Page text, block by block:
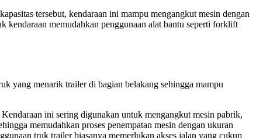
tersebut, kendaraan ini mampu mengangkut mesin dengan
kendaraan memudahkan penggunaan alat bantu seperti forklift
yang menarik trailer di bagian belakang sehingga mampu
ini sering digunakan untuk mengangkut mesin pabrik,
memudahkan proses penempatan mesin dengan ukuran
truk trailer biasanya memerlukan akses jalan yang cukup